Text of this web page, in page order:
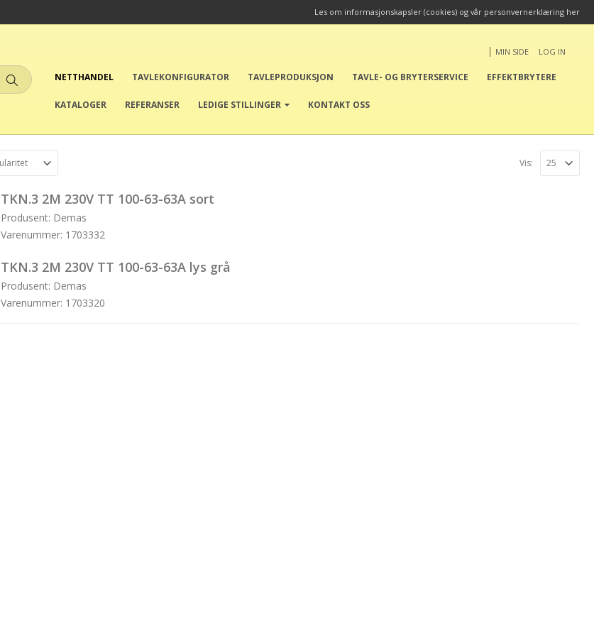
Les om informasjonskapsler (cookies) og vår personvernerklæring her
| MIN SIDE LOG IN
NETTHANDEL TAVLEKONFIGURATOR TAVLEPRODUKSJON TAVLE- OG BRYTERSERVICE EFFEKTBRYTERE
KATALOGER REFERANSER LEDIGE STILLINGER KONTAKT OSS
Vis:
TKN.3 2M 230V TT 100-63-63A sort
Produsent: Demas
Varenummer: 1703332
TKN.3 2M 230V TT 100-63-63A lys grå
Produsent: Demas
Varenummer: 1703320